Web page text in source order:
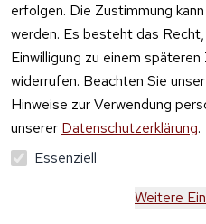
erfolgen. Die Zustimmung
werden. Es besteht das
Einwilligung zu einem
widerrufen. Beachten Sie unser
Hinweise zur Verwendung
unserer Datenschutzerklärung.
Essenziell
Weitere